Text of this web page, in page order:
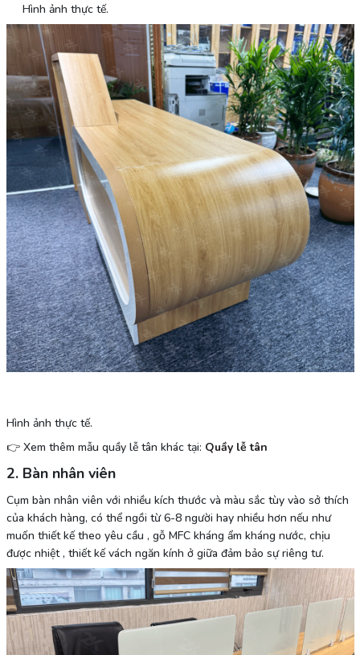
Hình ảnh thực tế.
Hình ảnh thực tế.
👉 Xem thêm mẫu quầy lễ tân khác tại: Quầy lễ tân
2. Bàn nhân viên
Cụm bàn nhân viên với nhiều kích thước và màu sắc tùy vào sở thích
của khách hàng, có thể ngồi từ 6-8 người hay nhiều hơn nếu như
muốn thiết kế theo yêu cầu , gỗ MFC kháng ẩm kháng nước, chịu
được nhiệt , thiết kế vách ngăn kính ở giữa đảm bảo sự riêng tư.